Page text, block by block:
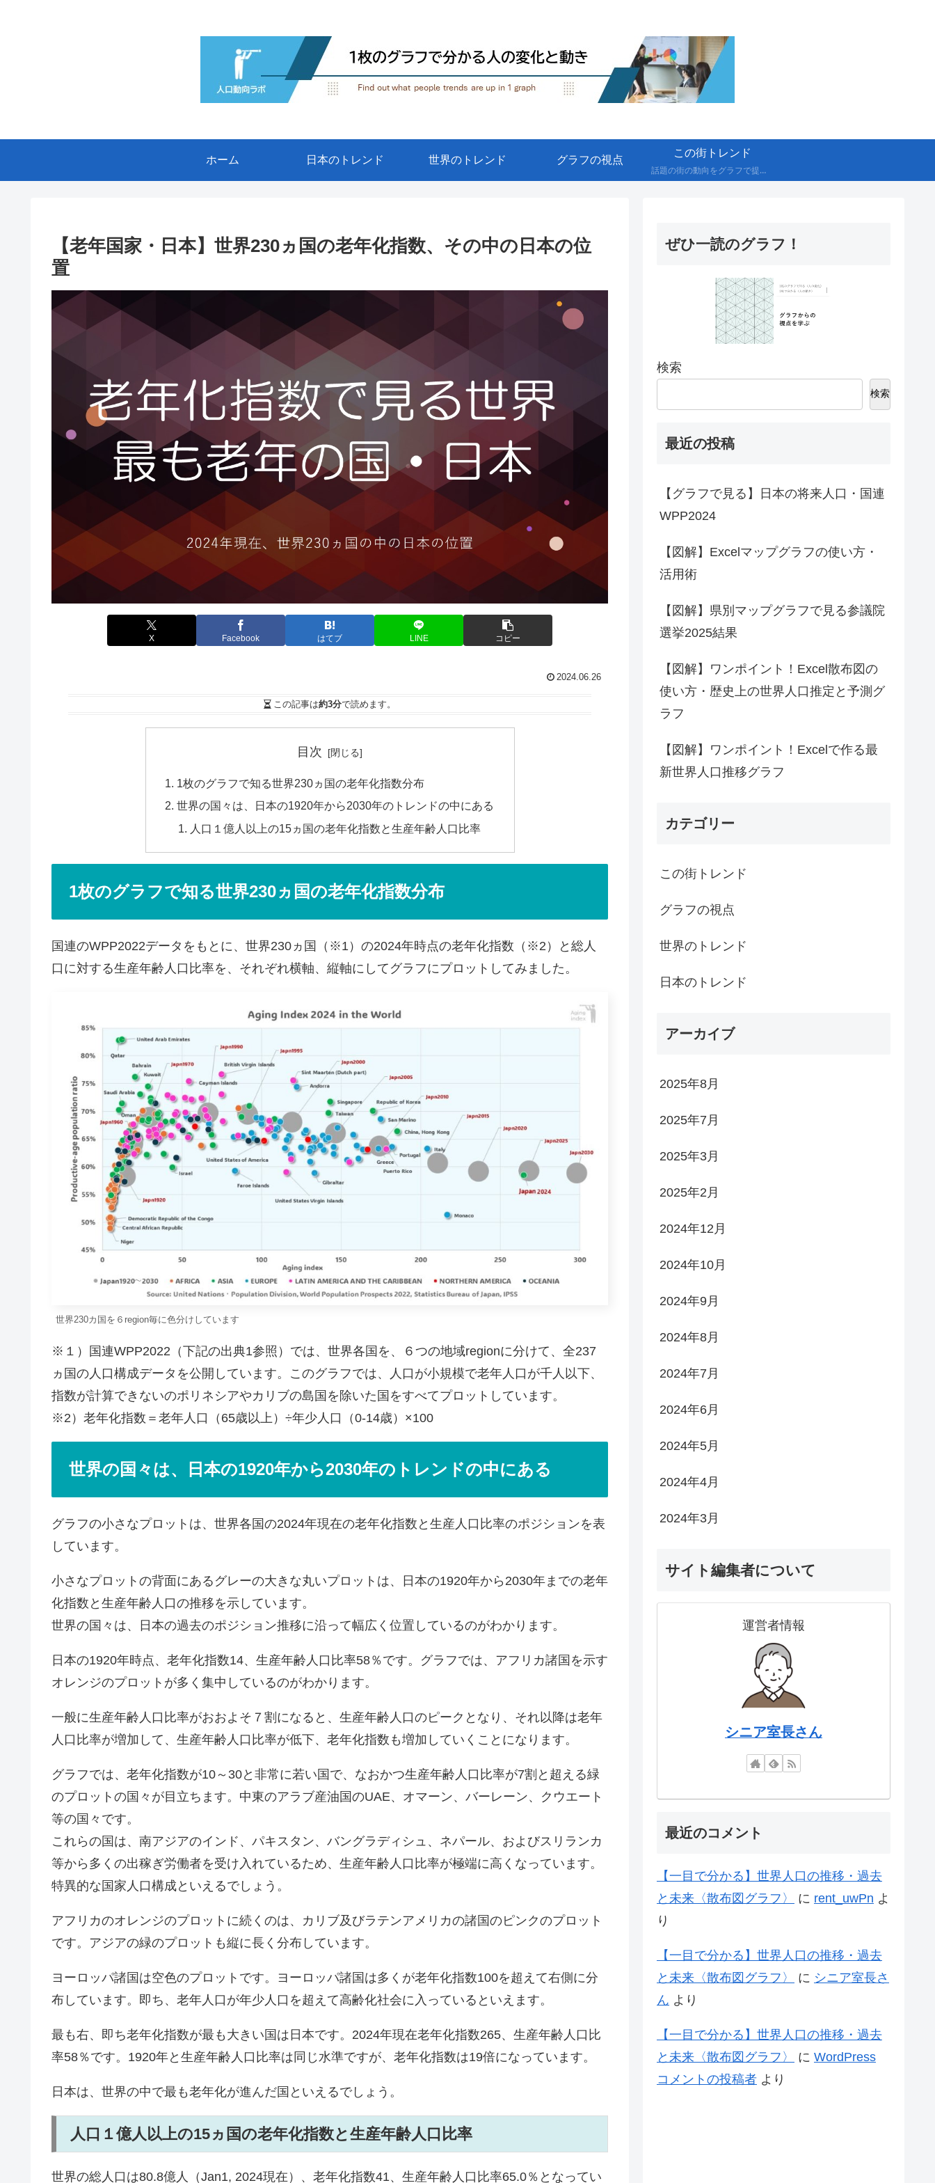
ホーム 日本のトレンド 世界のトレンド グラフの視点
この街トレンド
話題の街の動向をグラフで提供！
【老年国家・日本】世界230ヵ国の老年化指数、その中の日本の位
置
X Facebook はてブ LINE コピー
2024.06.26
この記事は約3分で読めます。
目次
1枚のグラフで知る世界230ヵ国の老年化指数分布
世界の国々は、日本の1920年から2030年のトレンドの中にある
人口１億人以上の15ヵ国の老年化指数と生産年齢人口比率
1枚のグラフで知る世界230ヵ国の老年化指数分布
国連のWPP2022データをもとに、世界230ヵ国（※1）の2024年時点の老年化指数（※2）と総人
口に対する生産年齢人口比率を、それぞれ横軸、縦軸にしてグラフにプロットしてみました。
世界230カ国を６region毎に色分けしています
※１）国連WPP2022（下記の出典1参照）では、世界各国を、６つの地域regionに分けて、全237
ヵ国の人口構成データを公開しています。このグラフでは、人口が小規模で老年人口が千人以下、
指数が計算できないのポリネシアやカリブの島国を除いた国をすべてプロットしています。
※2）老年化指数＝老年人口（65歳以上）÷年少人口（0-14歳）×100
世界の国々は、日本の1920年から2030年のトレンドの中にある
グラフの小さなプロットは、世界各国の2024年現在の老年化指数と生産人口比率のポジションを表
しています。
小さなプロットの背面にあるグレーの大きな丸いプロットは、日本の1920年から2030年までの老年
化指数と生産年齢人口の推移を示しています。
世界の国々は、日本の過去のポジション推移に沿って幅広く位置しているのがわかります。
日本の1920年時点、老年化指数14、生産年齢人口比率58％です。グラフでは、アフリカ諸国を示す
オレンジのプロットが多く集中しているのがわかります。
一般に生産年齢人口比率がおおよそ７割になると、生産年齢人口のピークとなり、それ以降は老年
人口比率が増加して、生産年齢人口比率が低下、老年化指数も増加していくことになります。
グラフでは、老年化指数が10～30と非常に若い国で、なおかつ生産年齢人口比率が7割と超える緑
のプロットの国々が目立ちます。中東のアラブ産油国のUAE、オマーン、バーレーン、クウエート
等の国々です。
これらの国は、南アジアのインド、パキスタン、バングラディシュ、ネパール、およびスリランカ
等から多くの出稼ぎ労働者を受け入れているため、生産年齢人口比率が極端に高くなっています。
特異的な国家人口構成といえるでしょう。
アフリカのオレンジのプロットに続くのは、カリブ及びラテンアメリカの諸国のピンクのプロット
です。アジアの緑のプロットも縦に長く分布しています。
ヨーロッパ諸国は空色のプロットです。ヨーロッパ諸国は多くが老年化指数100を超えて右側に分
布しています。即ち、老年人口が年少人口を超えて高齢化社会に入っているといえます。
最も右、即ち老年化指数が最も大きい国は日本です。2024年現在老年化指数265、生産年齢人口比
率58％です。1920年と生産年齢人口比率は同じ水準ですが、老年化指数は19倍になっています。
日本は、世界の中で最も老年化が進んだ国といえるでしょう。
人口１億人以上の15ヵ国の老年化指数と生産年齢人口比率
世界の総人口は80.8億人（Jan1, 2024現在）、老年化指数41、生産年齢人口比率65.0％となってい
ぜひ一読のグラフ！
検索
検索
最近の投稿
【グラフで見る】日本の将来人口・国連
WPP2024
【図解】Excelマップグラフの使い方・
活用術
【図解】県別マップグラフで見る参議院
選挙2025結果
【図解】ワンポイント！Excel散布図の
使い方・歴史上の世界人口推定と予測グ
ラフ
【図解】ワンポイント！Excelで作る最
新世界人口推移グラフ
カテゴリー
この街トレンド
グラフの視点
世界のトレンド
日本のトレンド
アーカイブ
2025年8月
2025年7月
2025年3月
2025年2月
2024年12月
2024年10月
2024年9月
2024年8月
2024年7月
2024年6月
2024年5月
2024年4月
2024年3月
サイト編集者について
運営者情報
シニア室長さん
最近のコメント
【一目で分かる】世界人口の推移・過去
と未来〈散布図グラフ〉
に rent_uwPn よ
り
【一目で分かる】世界人口の推移・過去
と未来〈散布図グラフ〉
に シニア室長さ
ん より
【一目で分かる】世界人口の推移・過去
と未来〈散布図グラフ〉
に WordPress
コメントの投稿者 より